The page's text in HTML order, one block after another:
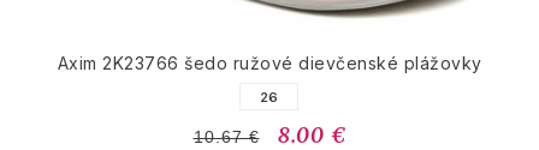
Axim 2K23766 šedo ružové dievčenské plážovky
26
10.67 € 8.00 €